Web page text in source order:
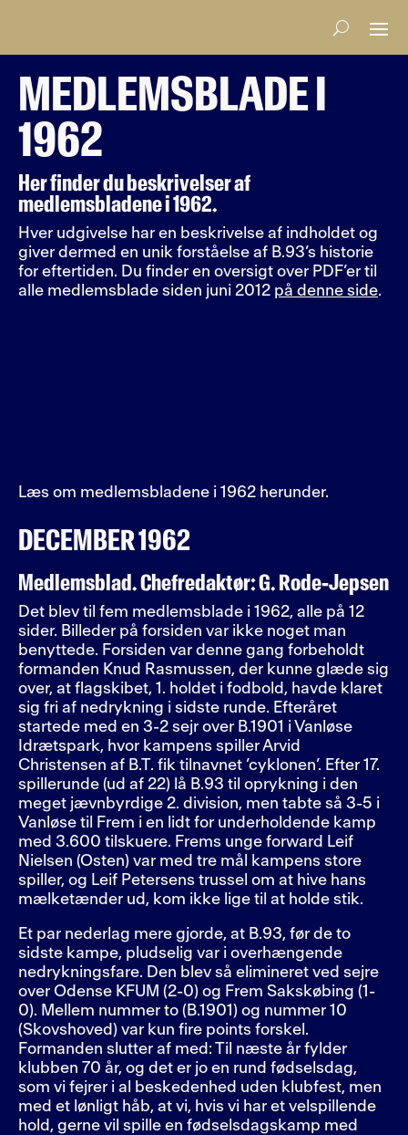
MEDLEMSBLADE I
1962
Her finder du beskrivelser af
medlemsbladene i 1962.
Hver udgivelse har en beskrivelse af indholdet og
giver dermed en unik forståelse af B.93’s historie
for eftertiden. Du finder en oversigt over PDF’er til
alle medlemsblade siden juni 2012 på denne side.
Læs om medlemsbladene i 1962 herunder.
DECEMBER 1962
Medlemsblad. Chefredaktør: G. Rode-Jepsen
Det blev til fem medlemsblade i 1962, alle på 12
sider. Billeder på forsiden var ikke noget man
benyttede. Forsiden var denne gang forbeholdt
formanden Knud Rasmussen, der kunne glæde sig
over, at flagskibet, 1. holdet i fodbold, havde klaret
sig fri af nedrykning i sidste runde. Efteråret
startede med en 3-2 sejr over B.1901 i Vanløse
Idrætspark, hvor kampens spiller Arvid
Christensen af B.T. fik tilnavnet ’cyklonen’. Efter 17.
spillerunde (ud af 22) lå B.93 til oprykning i den
meget jævnbyrdige 2. division, men tabte så 3-5 i
Vanløse til Frem i en lidt for underholdende kamp
med 3.600 tilskuere. Frems unge forward Leif
Nielsen (Osten) var med tre mål kampens store
spiller, og Leif Petersens trussel om at hive hans
mælketænder ud, kom ikke lige til at holde stik.
Et par nederlag mere gjorde, at B.93, før de to
sidste kampe, pludselig var i overhængende
nedrykningsfare. Den blev så elimineret ved sejre
over Odense KFUM (2-0) og Frem Sakskøbing (1-
0). Mellem nummer to (B.1901) og nummer 10
(Skovshoved) var kun fire points forskel.
Formanden slutter af med: Til næste år fylder
klubben 70 år, og det er jo en rund fødselsdag,
som vi fejrer i al beskedenhed uden klubfest, men
med et lønligt håb, at vi, hvis vi har et velspillende
hold, gerne vil spille en fødselsdagskamp med